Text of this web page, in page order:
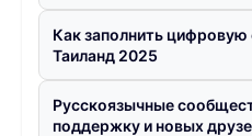
Как заполнить
Таиланд 2025
Русскоязычные
поддержку и новых